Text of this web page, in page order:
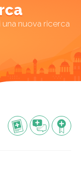
nuova ricerca